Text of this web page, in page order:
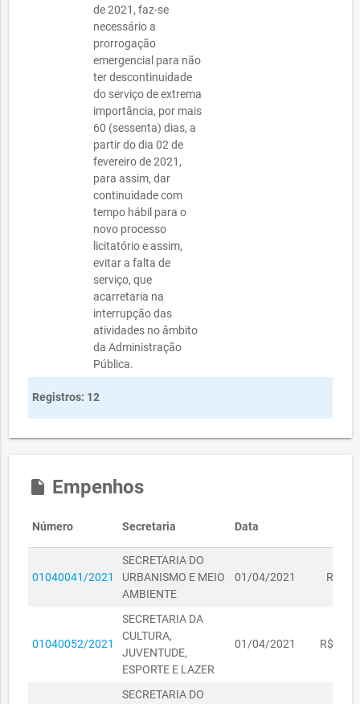
de 2021, faz-se
necessário a
prorrogação
emergencial para não
ter descontinuidade
do serviço de extrema
importância, por mais
60 (sessenta) dias, a
partir do dia 02 de
fevereiro de 2021,
para assim, dar
continuidade com
tempo hábil para o
novo processo
licitatório e assim,
evitar a falta de
serviço, que
acarretaria na
interrupção das
atividades no âmbito
da Administração
Pública.
Registros: 12
insert_drive_file Empenhos
Número Secretaria Data
01040041/2021
SECRETARIA DO
URBANISMO E MEIO
AMBIENTE
01/04/2021 R$
01040052/2021
SECRETARIA DA
CULTURA,
JUVENTUDE,
ESPORTE E LAZER
01/04/2021 R$
SECRETARIA DO